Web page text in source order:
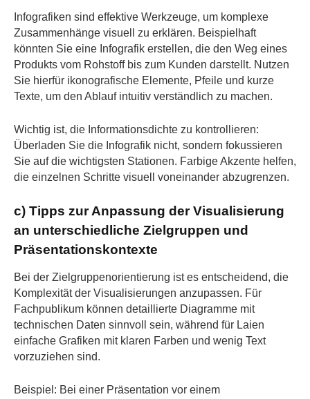
Infografiken sind effektive Werkzeuge, um komplexe
Zusammenhänge visuell zu erklären. Beispielhaft
könnten Sie eine Infografik erstellen, die den Weg eines
Produkts vom Rohstoff bis zum Kunden darstellt. Nutzen
Sie hierfür ikonografische Elemente, Pfeile und kurze
Texte, um den Ablauf intuitiv verständlich zu machen.
Wichtig ist, die Informationsdichte zu kontrollieren:
Überladen Sie die Infografik nicht, sondern fokussieren
Sie auf die wichtigsten Stationen. Farbige Akzente helfen,
die einzelnen Schritte visuell voneinander abzugrenzen.
c) Tipps zur Anpassung der Visualisierung
an unterschiedliche Zielgruppen und
Präsentationskontexte
Bei der Zielgruppenorientierung ist es entscheidend, die
Komplexität der Visualisierungen anzupassen. Für
Fachpublikum können detaillierte Diagramme mit
technischen Daten sinnvoll sein, während für Laien
einfache Grafiken mit klaren Farben und wenig Text
vorzuziehen sind.
Beispiel: Bei einer Präsentation vor einem